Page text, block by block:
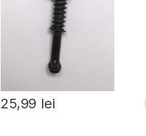
25,99 lei